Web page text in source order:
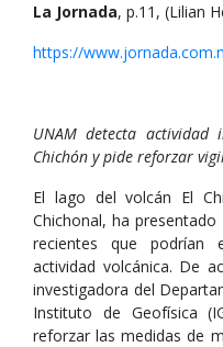
La Jornada, p.11, (Lilian
https://
UNAM detecta
Chichón y pide reforzar
El lago del volcán El
Chichonal, ha
recientes que podrían
actividad volcánica. De
investigadora del
Instituto de Geofísica
reforzar las medidas de